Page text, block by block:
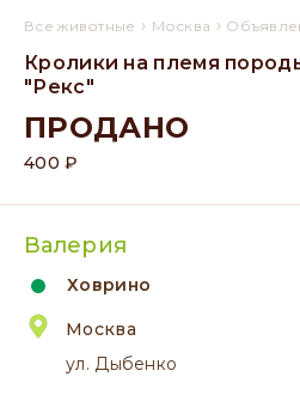
Все животные › Москва ›
Кролики на племя
"Рекс"
ПРОДАНО
400 ₽
Валерия
Ховрино
Москва
ул. Дыбенко